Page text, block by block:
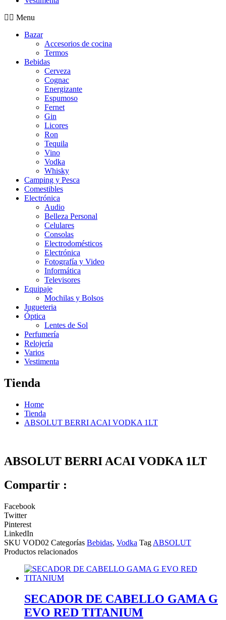
Menu
Bazar
Accesorios de cocina
Termos
Bebidas
Cerveza
Cognac
Energizante
Espumoso
Fernet
Gin
Licores
Ron
Tequila
Vino
Vodka
Whisky
Camping y Pesca
Comestibles
Electrónica
Audio
Belleza Personal
Celulares
Consolas
Electrodomésticos
Electrónica
Fotografía y Video
Informática
Televisores
Equipaje
Mochilas y Bolsos
Jugueteria
Óptica
Lentes de Sol
Perfumería
Relojería
Varios
Vestimenta
Tienda
Home
Tienda
ABSOLUT BERRI ACAI VODKA 1LT
ABSOLUT BERRI ACAI VODKA 1LT
Compartir :
Facebook
Twitter
Pinterest
LinkedIn
SKU VOD02 Categorías Bebidas, Vodka Tag ABSOLUT
Productos relacionados
SECADOR DE CABELLO GAMA G
EVO RED TITANIUM